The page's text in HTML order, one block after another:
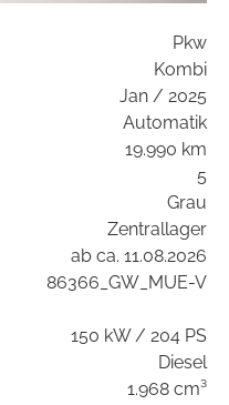
Pkw
Kombi
Jan / 2025
Automatik
19.990 km
5
Grau
Zentrallager
ab ca. 11.08.2026
86366_GW_MUE-V
150 kW / 204 PS
Diesel
1.968 cm³